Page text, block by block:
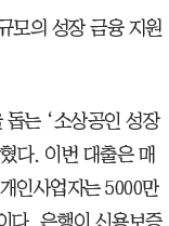
모의 성장 금융 지원
는 ‘소상공인 성장
다. 이번 대출은 매
인사업자는 5000만
다. 은행이 신용보증